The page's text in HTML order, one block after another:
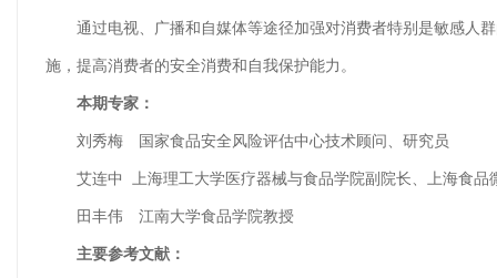
通过电视、广播和自媒体等途径加强对消费者特别是敏感人群
施，提高消费者的安全消费和自我保护能力。
本期专家：
刘秀梅 国家食品安全风险评估中心技术顾问、研究员
艾连中 上海理工大学医疗器械与食品学院副院长、上海食品
田丰伟 江南大学食品学院教授
主要参考文献：